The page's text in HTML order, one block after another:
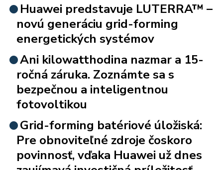
Huawei predstavuje LUTERRA™ –
novú generáciu grid-forming
energetických systémov
Ani kilowatthodina nazmar a 15-
ročná záruka. Zoznámte sa s
bezpečnou a inteligentnou
fotovoltikou
Grid-forming batériové úložiská:
Pre obnoviteľné zdroje čoskoro
povinnosť, vďaka Huawei už dnes